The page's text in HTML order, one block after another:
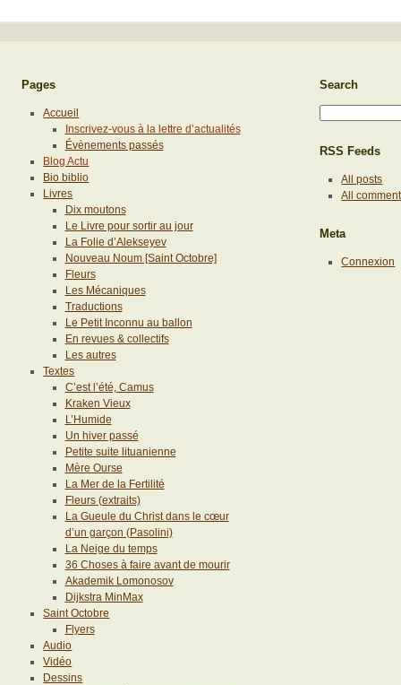
Pages
Accueil
Inscrivez-vous à la lettre d’actualités
Évènements passés
Blog Actu
Bio biblio
Livres
Dix moutons
Le Livre pour sortir au jour
La Folie d’Alekseyev
Nouveau Noum [Saint Octobre]
Fleurs
Les Mécaniques
Traductions
Le Petit Inconnu au ballon
En revues & collectifs
Les autres
Textes
C’est l’été, Camus
Kraken Vieux
L’Humide
Un hiver passé
Petite suite lituanienne
Mère Ourse
La Mer de la Fertilité
Fleurs (extraits)
La Gueule du Christ dans le cœur
d’un garçon (Pasolini)
La Neige du temps
36 Choses à faire avant de mourir
Akademik Lomonosov
Dijkstra MinMax
Saint Octobre
Flyers
Audio
Vidéo
Dessins
Search
RSS Feeds
All posts
All
Meta
Connexion